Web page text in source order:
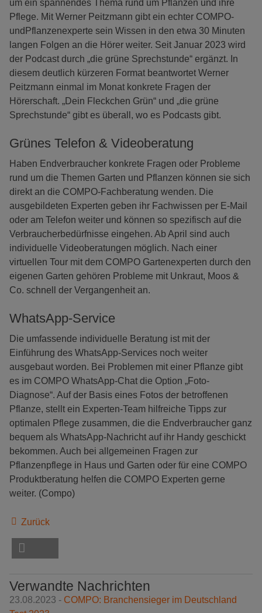
um ein spannendes Thema rund um Pflanzen und ihre
Pflege. Mit Werner Peitzmann gibt ein echter COMPO-
undPflanzenexperte sein Wissen in den etwa 30 Minuten
langen Folgen an die Hörer weiter. Seit Januar 2023 wird
der Podcast durch „die grüne Sprechstunde“ ergänzt. In
diesem deutlich kürzeren Format beantwortet Werner
Peitzmann einmal im Monat konkrete Fragen der
Hörerschaft. „Dein Fleckchen Grün“ und „die grüne
Sprechstunde“ gibt es überall, wo es Podcasts gibt.
Grünes Telefon & Videoberatung
Haben Endverbraucher konkrete Fragen oder Probleme
rund um die Themen Garten und Pflanzen können sie sich
direkt an die COMPO-Fachberatung wenden. Die
ausgebildeten Experten geben ihr Fachwissen per E-Mail
oder am Telefon weiter und können so spezifisch auf die
Verbraucherbedürfnisse eingehen. Ab April sind auch
individuelle Videoberatungen möglich. Nach einer
virtuellen Tour mit dem COMPO Gartenexperten durch den
eigenen Garten gehören Probleme mit Unkraut, Moos &
Co. schnell der Vergangenheit an.
WhatsApp-Service
Die umfassende individuelle Beratung ist mit der
Einführung des WhatsApp-Services noch weiter
ausgebaut worden. Bei Problemen mit einer Pflanze gibt
es im COMPO WhatsApp-Chat die Option „Foto-
Diagnose“. Auf der Basis eines Fotos der betroffenen
Pflanze, stellt ein Experten-Team hilfreiche Tipps zur
optimalen Pflege zusammen, die die Endverbraucher ganz
bequem als WhatsApp-Nachricht auf ihr Handy geschickt
bekommen. Auch bei allgemeinen Fragen zur
Pflanzenpflege in Haus und Garten oder für eine COMPO
Produktberatung helfen die COMPO Experten gerne
weiter. (Compo)
Zurück
Verwandte Nachrichten
23.08.2023 - COMPO: Branchensieger im Deutschland